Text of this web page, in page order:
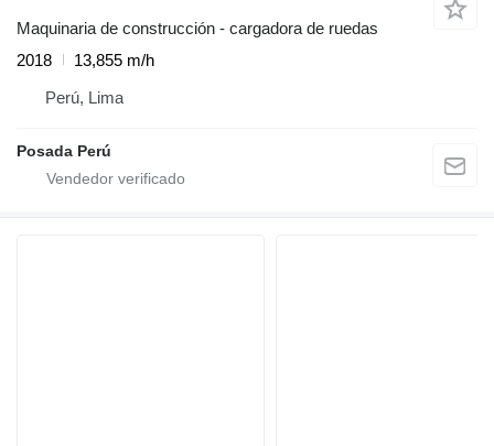
Maquinaria de construcción - cargadora de ruedas
2018
13,855 m/h
Perú, Lima
Posada Perú